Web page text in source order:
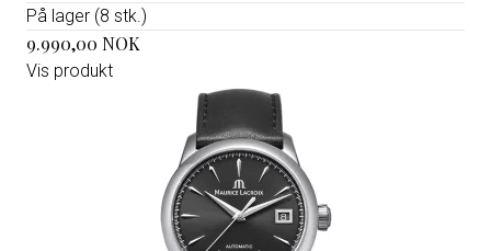
På lager (8 stk.)
9.990,00 NOK
Vis produkt